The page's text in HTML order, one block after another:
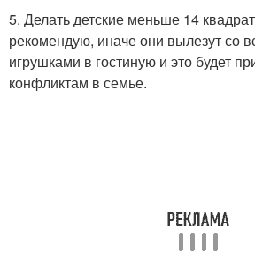
5. Делать детские меньше 14
рекомендую, иначе они вылезут со
игрушками в гостиную и это будет
конфликтам в семье.